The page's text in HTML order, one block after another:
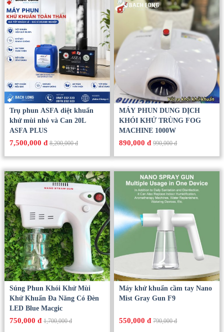
Trụ phun ASFA diệt khuẩn
khử mùi nhỏ và Can 20L
ASFA PLUS
7,500,000 đ 8,200,000 đ
MÁY PHUN DUNG DỊCH
KHÓI KHỬ TRÙNG FOG
MACHINE 1000W
890,000 đ 990,000 đ
Súng Phun Khói Khử Mùi
Khử Khuẩn Đa Năng Có Đèn
LED Blue Macgic
750,000 đ 1,700,000 đ
Máy khử khuẩn cầm tay Nano
Mist Gray Gun F9
550,000 đ 790,000 đ